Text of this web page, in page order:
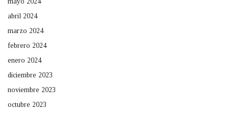
abril 2024
marzo 2024
febrero 2024
enero 2024
diciembre 2023
noviembre 2023
octubre 2023